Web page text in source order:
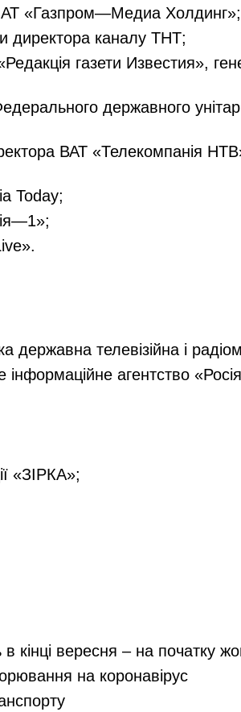
«Газпром—Медиа Холдинг»;
директора каналу ТНТ;
газети Известия»,
державного
ВАТ «Телекомпанія
Today;
державна телевізійна і
агентство
«ЗІРКА»;
кінці вересня – на початку
на коронавірус